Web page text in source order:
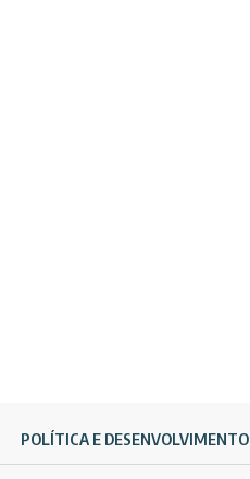
POLÍTICA E DESENVOLVIMENTO